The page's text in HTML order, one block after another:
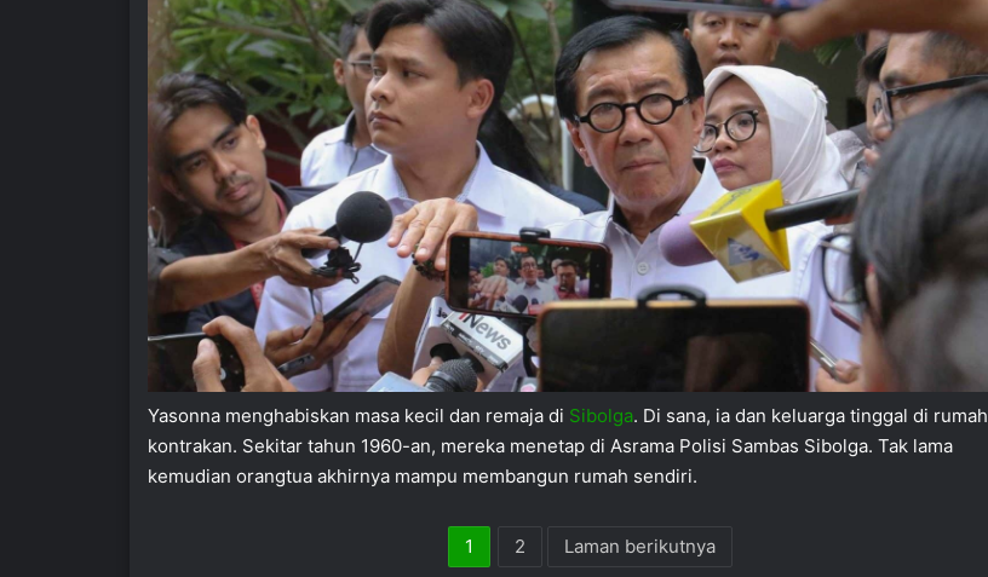
Yasonna menghabiskan masa kecil dan remaja di Sibolga. Di sana, ia dan keluarga tinggal di rumah
kontrakan. Sekitar tahun 1960-an, mereka menetap di Asrama Polisi Sambas Sibolga. Tak lama
kemudian orangtua akhirnya mampu membangun rumah sendiri.
1 2 Laman berikutnya